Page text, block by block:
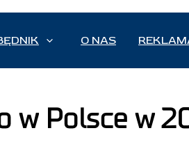
O NAS
w Polsce w